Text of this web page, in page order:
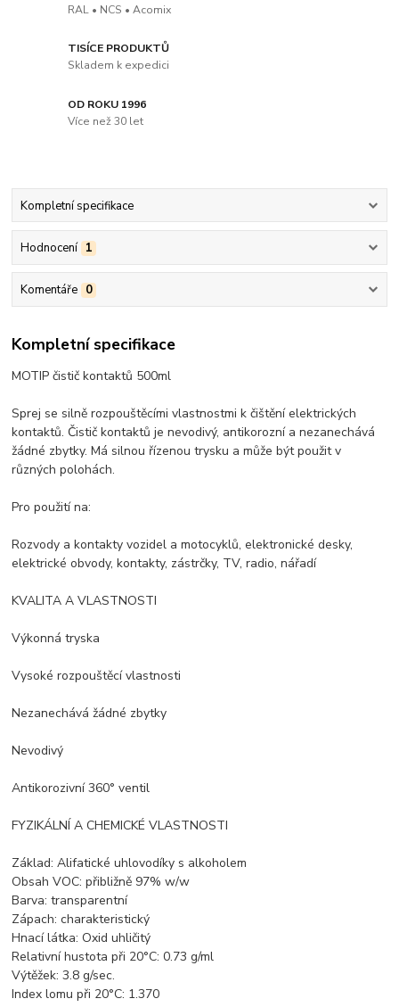
RAL • NCS • Acomix
TISÍCE PRODUKTŮ
Skladem k expedici
OD ROKU 1996
Více než 30 let
Kompletní specifikace
Hodnocení 1
Komentáře 0
Kompletní specifikace
MOTIP čistič kontaktů 500ml
Sprej se silně rozpouštěcími vlastnostmi k čištění elektrických
kontaktů. Čistič kontaktů je nevodivý, antikorozní a nezanechává
žádné zbytky. Má silnou řízenou trysku a může být použit v
různých polohách.
Pro použití na:
Rozvody a kontakty vozidel a motocyklů, elektronické desky,
elektrické obvody, kontakty, zástrčky, TV, radio, nářadí
KVALITA A VLASTNOSTI
Výkonná tryska
Vysoké rozpouštěcí vlastnosti
Nezanechává žádné zbytky
Nevodivý
Antikorozivní 360° ventil
FYZIKÁLNÍ A CHEMICKÉ VLASTNOSTI
Základ: Alifatické uhlovodíky s alkoholem
Obsah VOC: přibližně 97% w/w
Barva: transparentní
Zápach: charakteristický
Hnací látka: Oxid uhličitý
Relativní hustota při 20°C: 0.73 g/ml
Výtěžek: 3.8 g/sec.
Index lomu při 20°C: 1.370